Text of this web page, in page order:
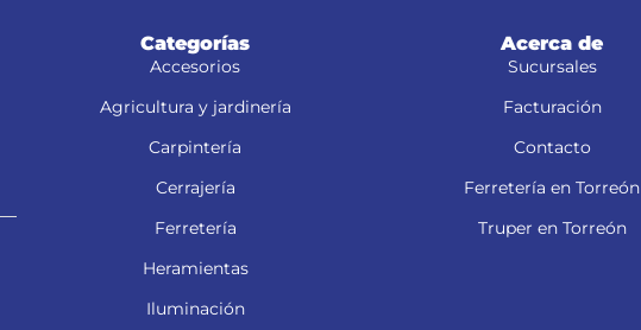
Categorías
Accesorios
Agricultura y jardinería
Carpintería
Cerrajería
Ferretería
Heramientas
Iluminación
Acerca de
Sucursales
Facturación
Contacto
Ferretería en Torreón
Truper en Torreón